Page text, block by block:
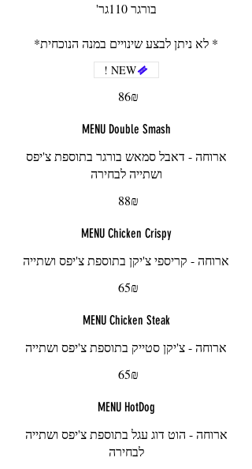
* לא ניתן לבצע שינויים במנה הנוכחית*
‏86 ‏₪
NEW !
MENU Double Smash
ארוחה - דאבל סמאש בורגר בתוספת צ'יפס
ושתייה לבחירה
‏88 ‏₪
MENU Chicken Crispy
ארוחה - קריספי צ'יקן בתוספת צ'יפס ושתייה
‏65 ‏₪
MENU Chicken Steak
ארוחה - צ'יקן סטייק בתוספת צ'יפס ושתייה
‏65 ‏₪
MENU HotDog
ארוחה - הוט דוג עגל בתוספת צ'יפס ושתייה
לבחירה